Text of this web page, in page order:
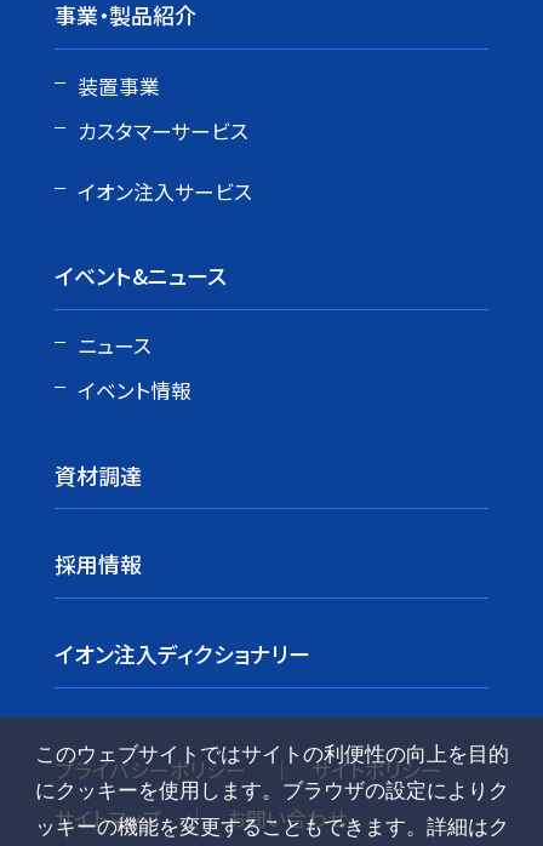
事業・製品紹介
装置事業
カスタマーサービス
イオン注入サービス
イベント&ニュース
ニュース
イベント情報
資材調達
採用情報
イオン注入ディクショナリー
プライバシーポリシー
サイトポリシー
サイトマップ
お問い合わせ
このウェブサイトではサイトの利便性の向上を目的
にクッキーを使用します。ブラウザの設定によりク
ッキーの機能を変更することもできます。詳細はク